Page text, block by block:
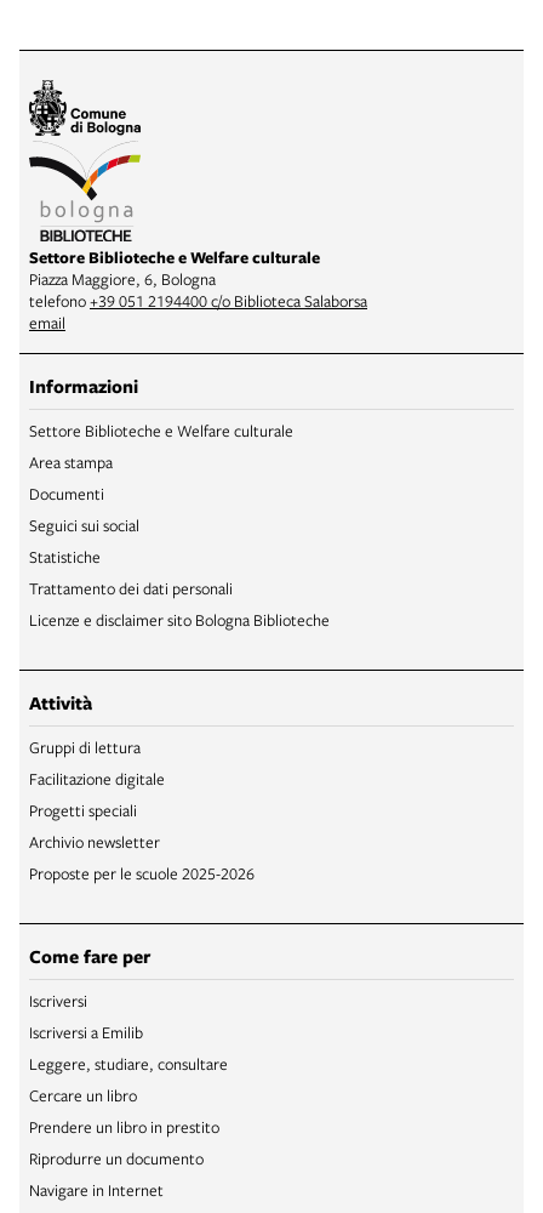
Settore Biblioteche e Welfare culturale
Piazza Maggiore, 6, Bologna
telefono+39 051 2194400 c/o Biblioteca Salaborsa
email
Informazioni
Settore Biblioteche e Welfare culturale
Area stampa
Documenti
Seguici sui social
Statistiche
Trattamento dei dati personali
Licenze e disclaimer sito Bologna Biblioteche
Attività
Gruppi di lettura
Facilitazione digitale
Progetti speciali
Archivio newsletter
Proposte per le scuole 2025-2026
Come fare per
Iscriversi
Iscriversi a Emilib
Leggere, studiare, consultare
Cercare un libro
Prendere un libro in prestito
Riprodurre un documento
Navigare in Internet